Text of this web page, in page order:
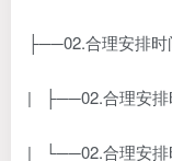
├──02.合理安排时
| ├──02.合理安排
| └──02.合理安排